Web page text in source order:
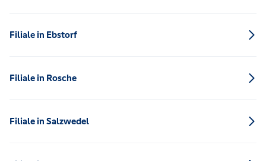
Filiale in Ebstorf
Filiale in Rosche
Filiale in Salzwedel